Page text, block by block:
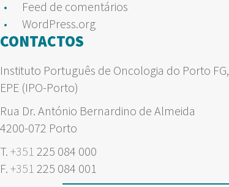
Feed de comentários
WordPress.org
CONTACTOS
Instituto Português de Oncologia do Porto FG,
EPE (IPO-Porto)
Rua Dr. António Bernardino de Almeida
4200-072 Porto
T. +351 225 084 000
F. +351 225 084 001